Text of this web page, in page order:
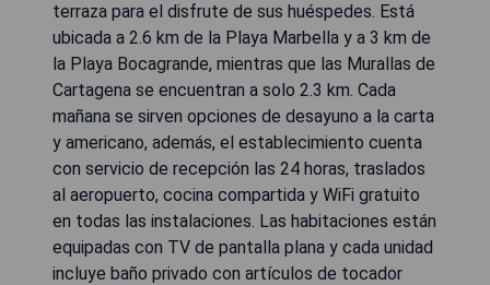
terraza para el disfrute de sus huéspedes. Está
ubicada a 2.6 km de la Playa Marbella y a 3 km de
la Playa Bocagrande, mientras que las Murallas de
Cartagena se encuentran a solo 2.3 km. Cada
mañana se sirven opciones de desayuno a la carta
y americano, además, el establecimiento cuenta
con servicio de recepción las 24 horas, traslados
al aeropuerto, cocina compartida y WiFi gratuito
en todas las instalaciones. Las habitaciones están
equipadas con TV de pantalla plana y cada unidad
incluye baño privado con artículos de tocador